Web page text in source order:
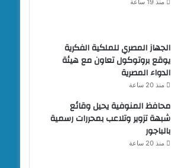
منذ 19 ساعة
الجهاز المصري للملكية الفكرية
يوقع بروتوكول تعاون مع هيئة
الدواء المصرية
منذ 20 ساعة
محافظ المنوفية يحيل وقائع
شبهة تزوير وتلاعب بمحررات رسمية
بالباجور
منذ 20 ساعة